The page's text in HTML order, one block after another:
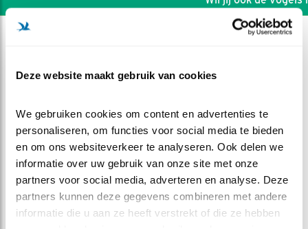
Deze website maakt gebruik van cookies
We gebruiken cookies om content en advertenties te
personaliseren, om functies voor social media te bieden
en om ons websiteverkeer te analyseren. Ook delen we
informatie over uw gebruik van onze site met onze
partners voor social media, adverteren en analyse. Deze
partners kunnen deze gegevens combineren met andere
informatie die u aan ze heeft verstrekt of die ze hebben